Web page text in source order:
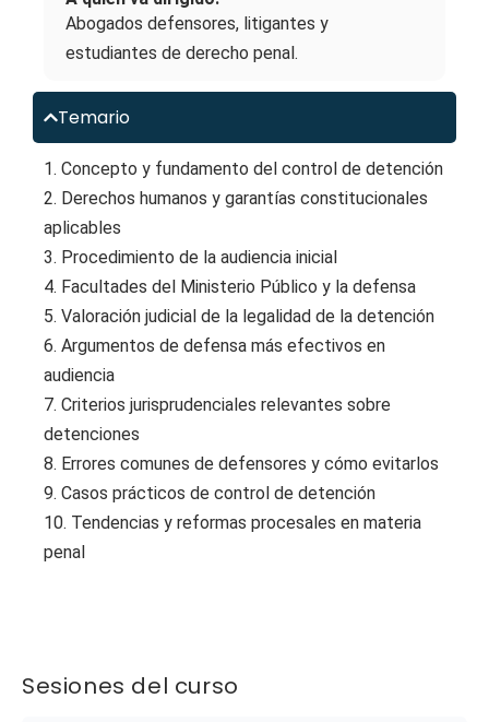
Abogados defensores, litigantes y
estudiantes de derecho penal.
Temario
1. Concepto y fundamento del control de detención
2. Derechos humanos y garantías constitucionales
aplicables
3. Procedimiento de la audiencia inicial
4. Facultades del Ministerio Público y la defensa
5. Valoración judicial de la legalidad de la detención
6. Argumentos de defensa más efectivos en
audiencia
7. Criterios jurisprudenciales relevantes sobre
detenciones
8. Errores comunes de defensores y cómo evitarlos
9. Casos prácticos de control de detención
10. Tendencias y reformas procesales en materia
penal
Sesiones del curso